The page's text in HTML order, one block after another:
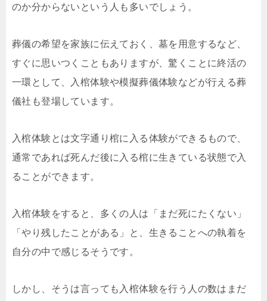
のか分からないという人も多いでしょう。
葬儀の希望を家族に伝えておく、墓を用意するなど、
すぐに思いつくこともありますが、驚くことに終活の
一環として、入棺体験や模擬葬儀体験などが行える葬
儀社も登場しています。
入棺体験とは文字通り棺に入る体験ができるもので、
通常であれば死んだ後に入る棺に生きている状態で入
ることができます。
入棺体験をすると、多くの人は「まだ死にたくない」
「やり残したことがある」と、生きることへの執着を
自分の中で感じるそうです。
しかし、そうは言っても入棺体験を行う人の数はまだ